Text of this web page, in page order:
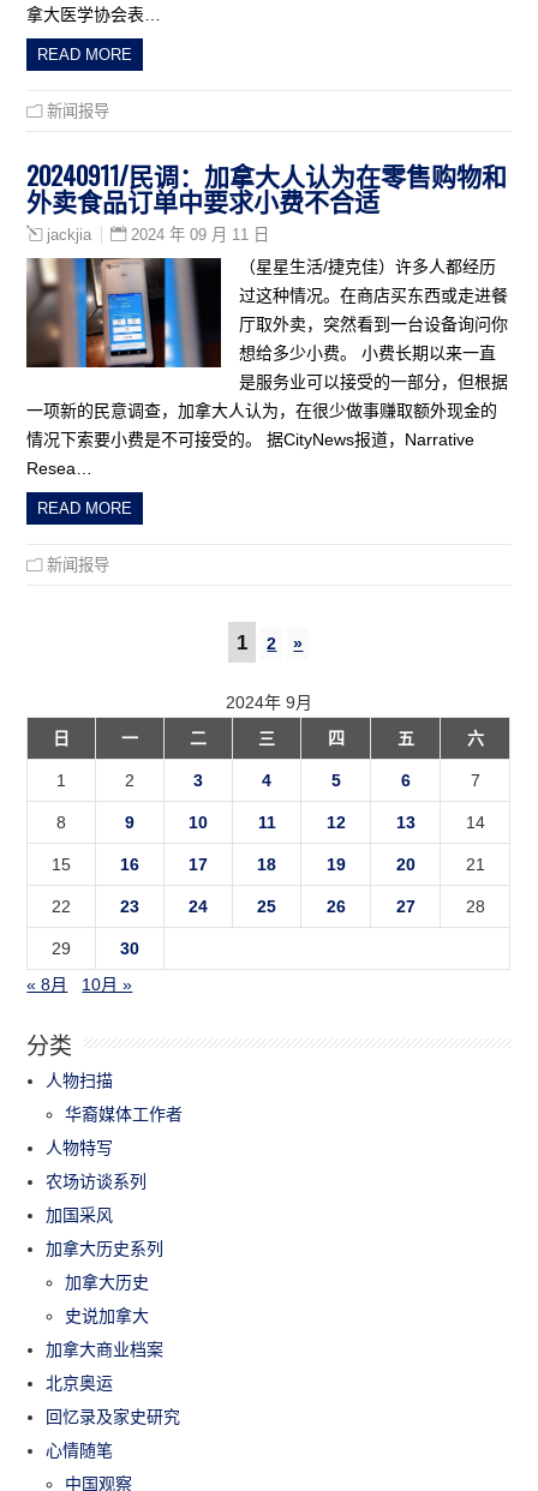
拿大医学协会表…
READ MORE
新闻报导
20240911/民调：加拿大人认为在零售购物和
外卖食品订单中要求小费不合适
jackjia 2024 年 09 月 11 日
（星星生活/捷克佳）许多人都经历
过这种情况。在商店买东西或走进餐
厅取外卖，突然看到一台设备询问你
想给多少小费。 小费长期以来一直
是服务业可以接受的一部分，但根据
一项新的民意调查，加拿大人认为，在很少做事赚取额外现金的
情况下索要小费是不可接受的。 据CityNews报道，Narrative
Resea…
READ MORE
新闻报导
1 2 »
2024年 9月
日
一 二 三 四 五 六
1 2 3 4 5 6 7
8 9 10 11 12 13 14
15 16 17 18 19 20 21
22 23 24 25 26 27 28
29
30
« 8月
10月 »
分类
人物扫描
华裔媒体工作者
人物特写
农场访谈系列
加国采风
加拿大历史系列
加拿大历史
史说加拿大
加拿大商业档案
北京奥运
回忆录及家史研究
心情随笔
中国观察